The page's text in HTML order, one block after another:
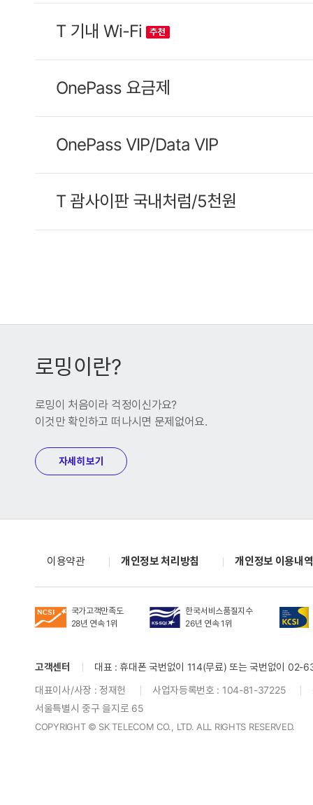
T 기내 Wi-Fi
OnePass 요금제
OnePass VIP/Data VIP
T 괌사이판 국내처럼/5천원
로밍이란?
로밍이 처음이라 걱정이신가요?
이것만 확인하고 떠나시면 문제없어요.
자세히 보기
이용약관 개인정보 처리방침 개인정보 이용내역
국가고객만족도
28년 연속 1위
한국서비스품질지수
26년 연속 1위
고객센터
대표 : 휴대폰 국번없이 114(무료) 또는 국번없이
대표이사/사장 : 정재헌
사업자등록번호 : 104-81-37225
서울특별시 중구 을지로 65
COPYRIGHT © SK TELECOM CO., LTD. ALL RIGHTS RESERVED.